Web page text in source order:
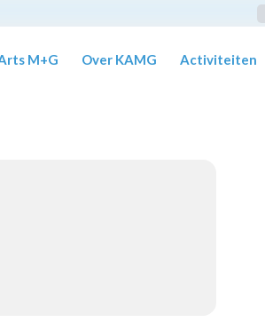
M+G Over KAMG Activiteiten